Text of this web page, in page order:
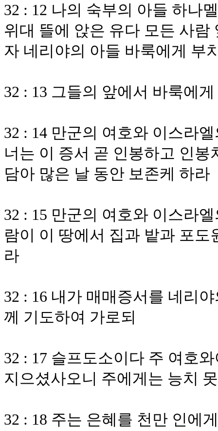
32 : 12 나의 숙부의 아들 하나
위대 뜰에 앉은 유다 모든 사
자 네리야의 아들 바룩에게 부
32 : 13 그들의 앞에서 바룩에
32 : 14 만군의 여호와 이스라
너는 이 증서 곧 인봉하고 인
담아 많은 날 동안 보존케 하라
32 : 15 만군의 여호와 이스라
람이 이 땅에서 집과 밭과 포
라
32 : 16 내가 매매증서를 네리
께 기도하여 가로되
32 : 17 슬프도소이다 주 여호
지으셨사오니 주에게는 능치
32 : 18 주는 은혜를 천만 인에